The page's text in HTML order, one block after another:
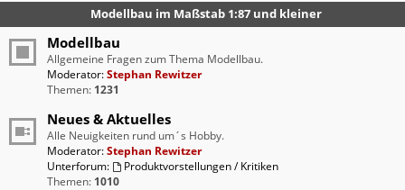
Modellbau im Maßstab 1:87 und kleiner
Modellbau
Allgemeine Fragen zum Thema Modellbau.
Moderator:Stephan Rewitzer
Themen: 1231
Neues & Aktuelles
Alle Neuigkeiten rund um´s Hobby.
Moderator:Stephan Rewitzer
Unterforum:
Produktvorstellungen / Kritiken
Themen: 1010